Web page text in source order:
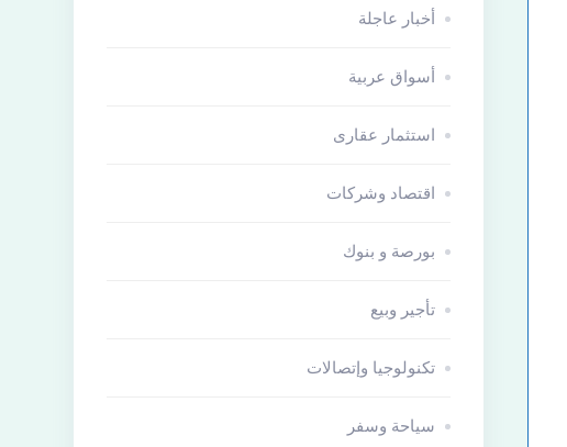
أخبار عاجلة
أسواق عربية
استثمار عقارى
اقتصاد وشركات
بورصة و بنوك
تأجير وبيع
تكنولوجيا وإتصالات
سياحة وسفر